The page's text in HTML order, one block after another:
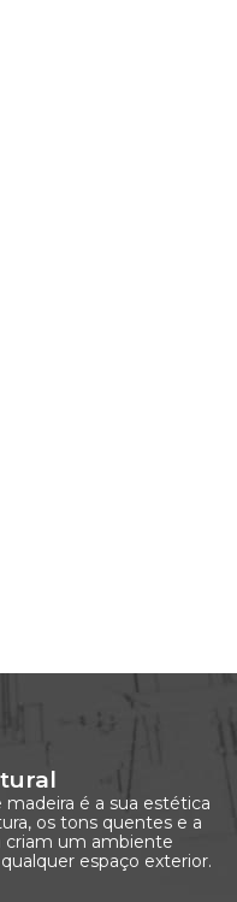
é a sua estética
os tons quentes e a
criam um ambiente
espaço exterior.